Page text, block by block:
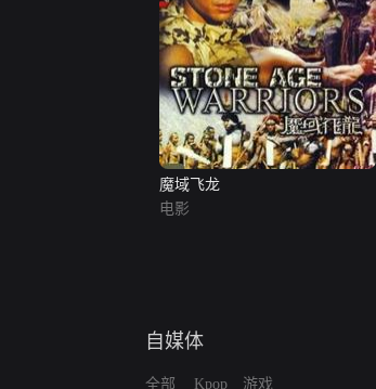
魔域飞龙
电影
自媒体
全部 Kpop 游戏